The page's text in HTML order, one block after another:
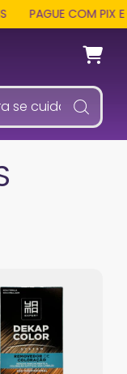
PAGUE COM PIX E